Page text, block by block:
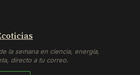
la semana en ciencia, energía,
directo a tu correo.